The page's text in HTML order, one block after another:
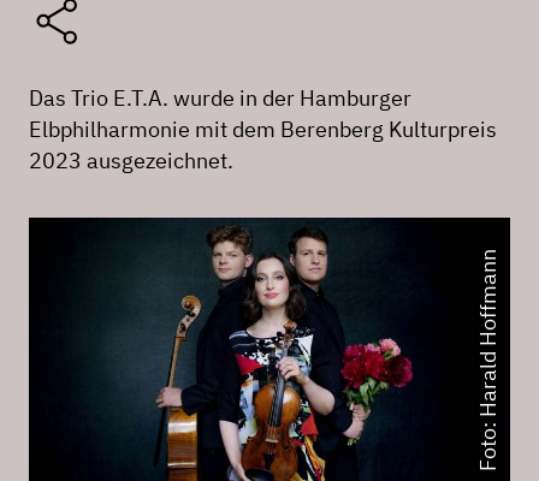
Das Trio E.T.A. wurde in der Hamburger
Elbphilharmonie mit dem Berenberg Kulturpreis
2023 ausgezeichnet.
Foto: Harald Hoffmann